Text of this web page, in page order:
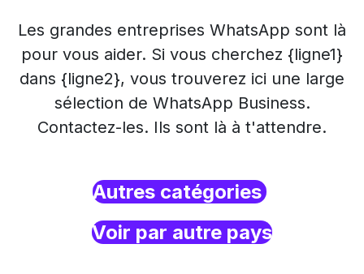
Les grandes entreprises WhatsApp sont là
pour vous aider. Si vous cherchez {ligne1}
dans {ligne2}, vous trouverez ici une large
sélection de WhatsApp Business.
Contactez-les. Ils sont là à t'attendre.
Autres catégories
Voir par autre pays